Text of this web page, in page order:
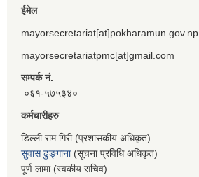
ईमेल
mayorsecretariat[at]pokharamun.gov.np
mayorsecretariatpmc[at]gmail.com
सम्पर्क नं.
०६१-५७५३४०
कर्मचारीहरु
डिल्ली राम गिरी (प्रशासकीय अधिकृत)
सुवास ढुङ्गाना(सूचना प्रविधि अधिकृत)
पूर्ण लामा (स्वकीय सचिव)